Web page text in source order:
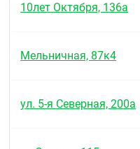
Передозировка
потеря сознания,
Лечение:промывание
активированного
10лет Октября, 136а
Мельничная, 87к4
ул. 5-я Северная, 200а